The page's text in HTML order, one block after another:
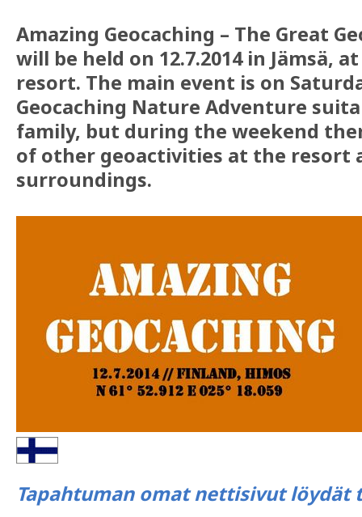
Amazing Geocaching – The Great
will be held on 12.7.2014 in Jämsä,
resort. The main event is on
Geocaching Nature Adventure
family, but during the weekend
of other geoactivities at the resort
surroundings.
Tapahtuman omat nettisivut löydät